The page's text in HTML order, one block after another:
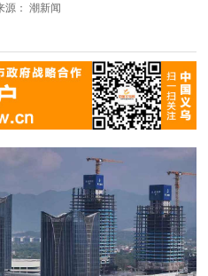
源：潮新闻